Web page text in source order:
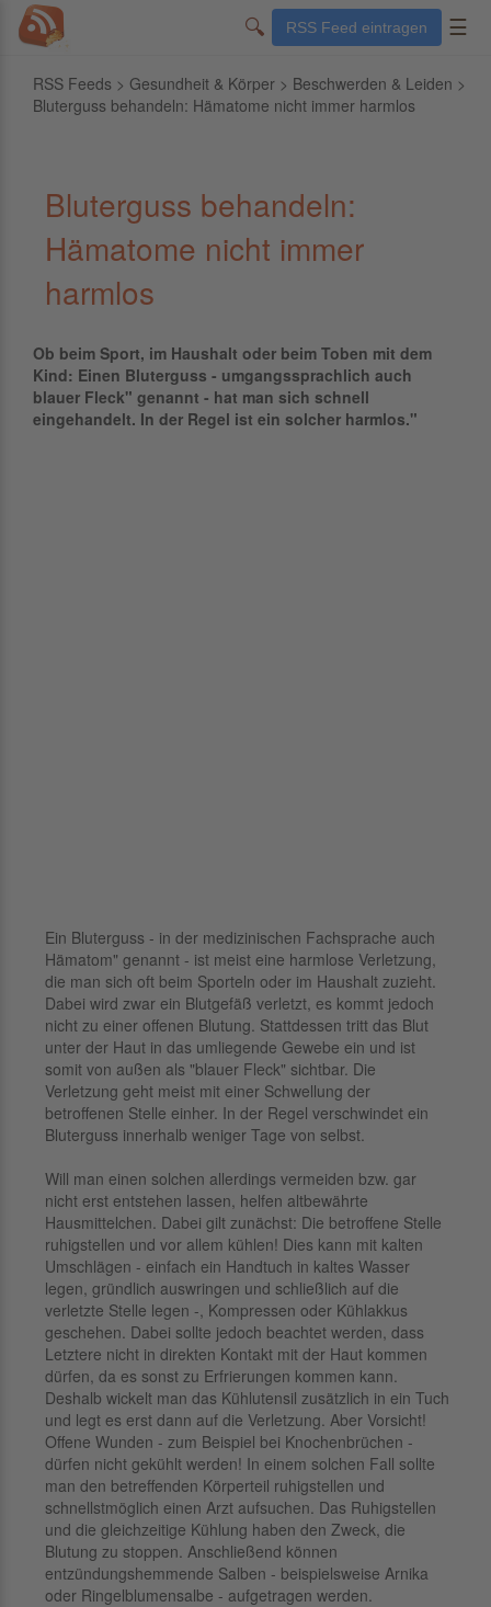
🔍 RSS Feed eintragen ☰
RSS Feeds > Gesundheit & Körper > Beschwerden & Leiden >
Bluterguss behandeln: Hämatome nicht immer harmlos
Bluterguss behandeln:
Hämatome nicht immer
harmlos
Ob beim Sport, im Haushalt oder beim Toben mit dem
Kind: Einen Bluterguss - umgangssprachlich auch
blauer Fleck" genannt - hat man sich schnell
eingehandelt. In der Regel ist ein solcher harmlos."
Ein Bluterguss - in der medizinischen Fachsprache auch
Hämatom" genannt - ist meist eine harmlose Verletzung,
die man sich oft beim Sporteln oder im Haushalt zuzieht.
Dabei wird zwar ein Blutgefäß verletzt, es kommt jedoch
nicht zu einer offenen Blutung. Stattdessen tritt das Blut
unter der Haut in das umliegende Gewebe ein und ist
somit von außen als "blauer Fleck" sichtbar. Die
Verletzung geht meist mit einer Schwellung der
betroffenen Stelle einher. In der Regel verschwindet ein
Bluterguss innerhalb weniger Tage von selbst.
Will man einen solchen allerdings vermeiden bzw. gar
nicht erst entstehen lassen, helfen altbewährte
Hausmittelchen. Dabei gilt zunächst: Die betroffene Stelle
ruhigstellen und vor allem kühlen! Dies kann mit kalten
Umschlägen - einfach ein Handtuch in kaltes Wasser
legen, gründlich auswringen und schließlich auf die
verletzte Stelle legen -, Kompressen oder Kühlakkus
geschehen. Dabei sollte jedoch beachtet werden, dass
Letztere nicht in direkten Kontakt mit der Haut kommen
dürfen, da es sonst zu Erfrierungen kommen kann.
Deshalb wickelt man das Kühlutensil zusätzlich in ein Tuch
und legt es erst dann auf die Verletzung. Aber Vorsicht!
Offene Wunden - zum Beispiel bei Knochenbrüchen -
dürfen nicht gekühlt werden! In einem solchen Fall sollte
man den betreffenden Körperteil ruhigstellen und
schnellstmöglich einen Arzt aufsuchen. Das Ruhigstellen
und die gleichzeitige Kühlung haben den Zweck, die
Blutung zu stoppen. Anschließend können
entzündungshemmende Salben - beispielsweise Arnika
oder Ringelblumensalbe - aufgetragen werden.